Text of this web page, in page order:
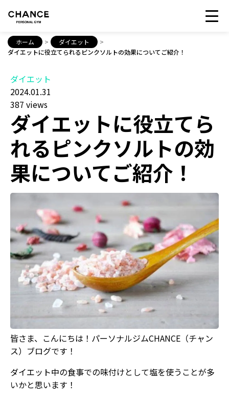
ホーム > ダイエット
>
ダイエットに役立てられるピンクソルトの効果についてご紹介！
ダイエット
2024.01.31
387 views
ダイエットに役立てら
れるピンクソルトの効
果についてご紹介！
皆さま、こんにちは！パーソナルジムCHANCE（チャン
ス）ブログです！
ダイエット中の食事での味付けとして塩を使うことが多
いかと思います！